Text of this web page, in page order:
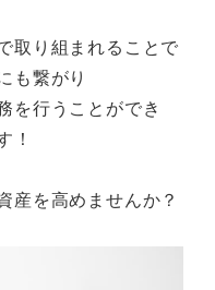
取り組まれることで
も繋がり
を行うことができ
！
産を高めませんか？